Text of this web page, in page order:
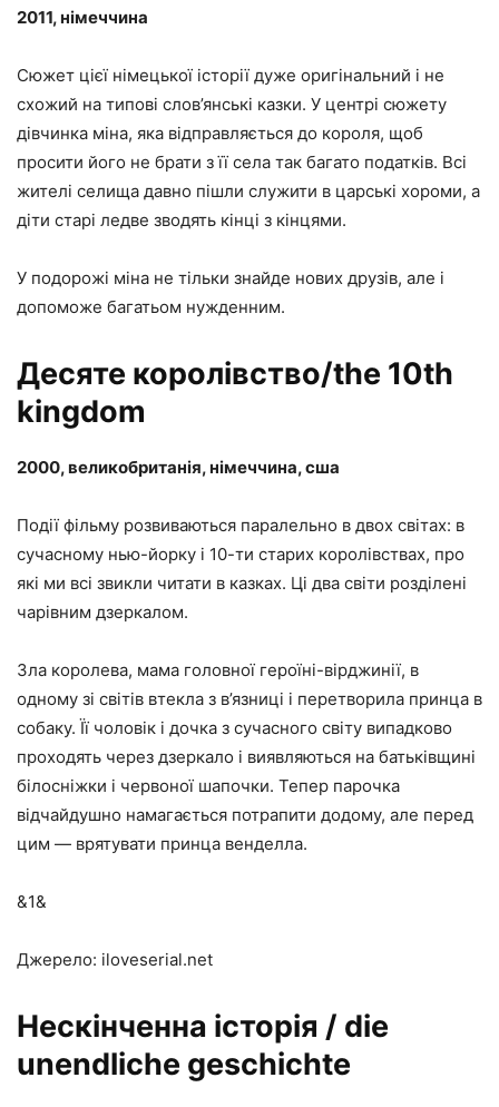
2011, німеччина
Сюжет цієї німецької історії дуже оригінальний і не
схожий на типові слов’янські казки. У центрі сюжету
дівчинка міна, яка відправляється до короля, щоб
просити його не брати з її села так багато податків. Всі
жителі селища давно пішли служити в царські хороми, а
діти старі ледве зводять кінці з кінцями.
У подорожі міна не тільки знайде нових друзів, але і
допоможе багатьом нужденним.
Десяте королівство/the 10th
kingdom
2000, великобританія, німеччина, сша
Події фільму розвиваються паралельно в двох світах: в
сучасному нью-йорку і 10-ти старих королівствах, про
які ми всі звикли читати в казках. Ці два світи розділені
чарівним дзеркалом.
Зла королева, мама головної героїні-вірджинії, в
одному зі світів втекла з в’язниці і перетворила принца в
собаку. Її чоловік і дочка з сучасного світу випадково
проходять через дзеркало і виявляються на батьківщині
білосніжки і червоної шапочки. Тепер парочка
відчайдушно намагається потрапити додому, але перед
цим — врятувати принца венделла.
&1&
Джерело: iloveserial.net
Нескінченна історія / die
unendliche geschichte